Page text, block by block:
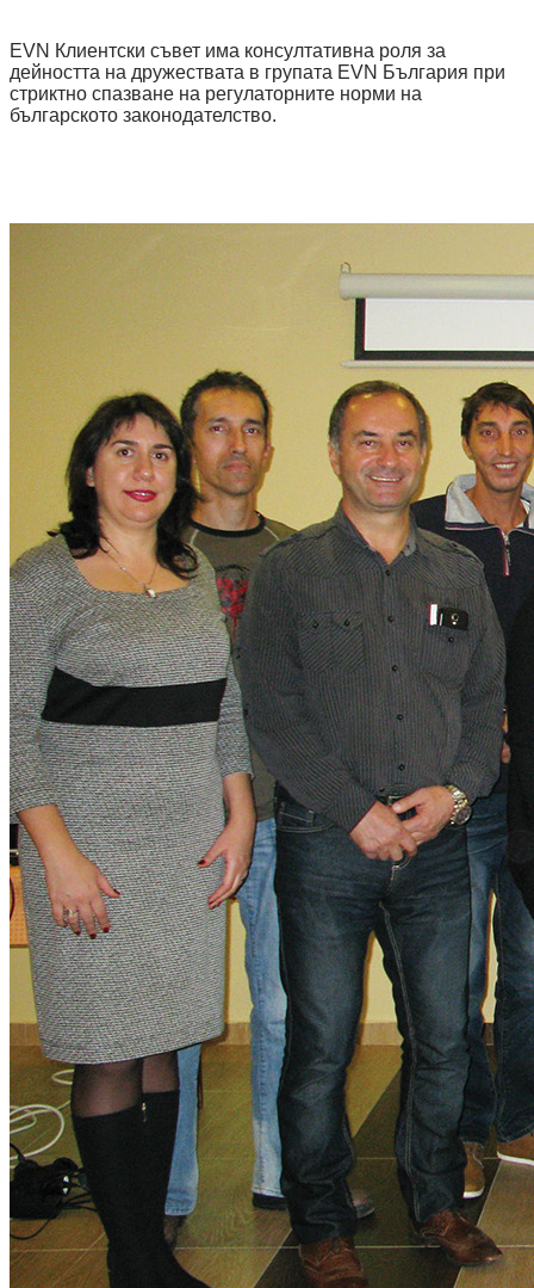
EVN Клиентски съвет има консултативна роля за
дейността на дружествата в групата EVN България при
стриктно спазване на регулаторните норми на
българското законодателство.